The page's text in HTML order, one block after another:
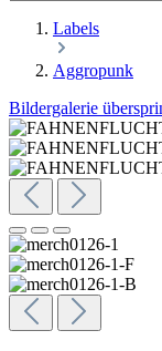
Labels
Aggropunk
Bildergalerie